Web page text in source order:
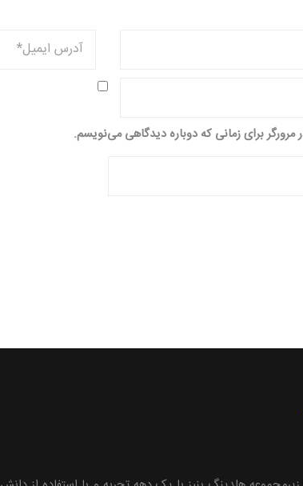
برای زمانی که دوباره دیدگاهی می‌نویسم.